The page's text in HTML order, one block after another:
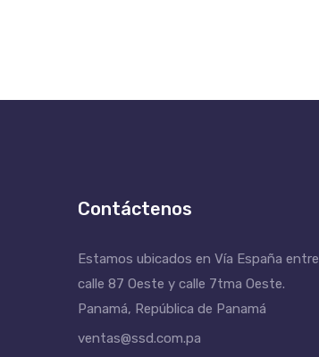
Contáctenos
Estamos ubicados en Vía España entre
calle 87 Oeste y calle 7tma Oeste.
Panamá, República de Panamá
ventas@ssd.com.pa